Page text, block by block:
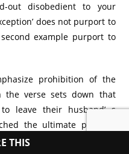
out disobedient to your
does not purport to
example purport to
prohibition of the
verse sets down that
leave their husband’ s
the ultimate point of
it does not allow to run
THIS